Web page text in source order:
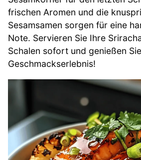
frischen Aromen und die
Sesamsamen sorgen für eine
Note. Servieren Sie Ihre
Schalen sofort und genießen
Geschmackserlebnis!